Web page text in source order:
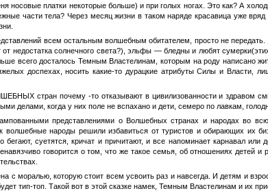
носовые платки некоторые больше) и при голых ногах. Это как? А
части тела? Через месяц жизни в таком наряде красавица уже
всем остальным волшебным обитателем, просто не
недостатка солнечного света?), эльфы — бледны и любят
всего досталось Темным Властелинам, которым на роду написано
доспехах, носить какие-то дурацкие атрибуты Силы и Власти,
стран почему -то отказывают в цивилизованности и здравом
делами, когда у них поле не вспахано и дети, семеро по лавкам,
представлениями о Волшебных странах и народах во
волшебные народы решили избавиться от туристов и обирающих их
суетятся, кричат и причитают, и все напоминает карнавал
говорится о том, что же такое семья, об отношениях детей
с моралью, которую стоит всем усвоить раз и навсегда. И детям и
тип-топ. Такой вот в этой сказке намек, Темным Властелинам и их